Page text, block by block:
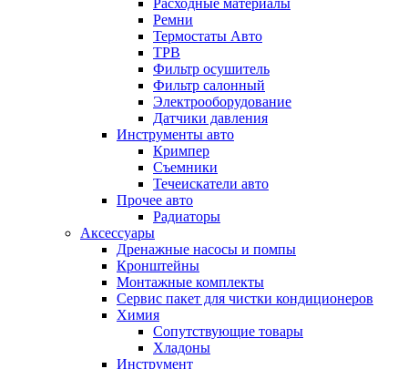
Расходные материалы
Ремни
Термостаты Авто
ТРВ
Фильтр осушитель
Фильтр салонный
Электрооборудование
Датчики давления
Инструменты авто
Кримпер
Съемники
Течеискатели авто
Прочее авто
Радиаторы
Аксессуары
Дренажные насосы и помпы
Кронштейны
Монтажные комплекты
Сервис пакет для чистки кондиционеров
Химия
Сопутствующие товары
Хладоны
Инструмент